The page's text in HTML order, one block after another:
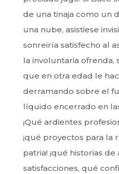
de una tinaja como un
una nube, asistiese
sonreiría satisfecho al
la involuntaria ofrenda,
que en otra edad le
derramando sobre el
líquido encerrado en
¡Qué ardientes
¡qué proyectos para la
patria! ¡qué historias de
satisfacciones, qué